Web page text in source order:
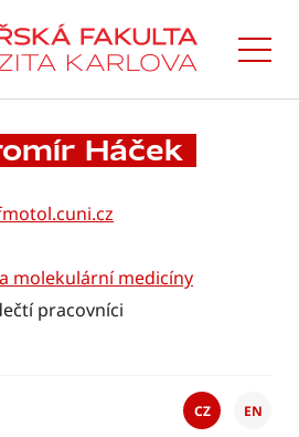
Háček
molekulární medicíny
pracovníci
CZ EN